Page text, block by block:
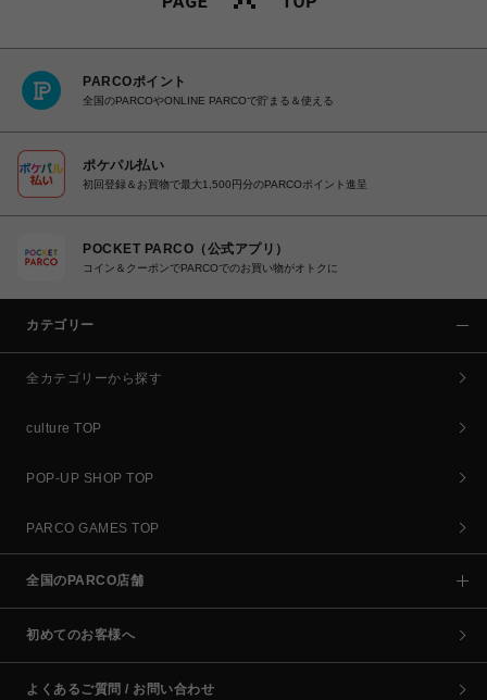
PARCOポイント
全国のPARCOやONLINE PARCOで貯まる＆使える
ポケパル払い
初回登録＆お買物で最大1,500円分のPARCOポイント進呈
POCKET PARCO（公式アプリ）
コイン＆クーポンでPARCOでのお買い物がオトクに
カテゴリー
全カテゴリーから探す
culture TOP
POP-UP SHOP TOP
PARCO GAMES TOP
全国のPARCO店舗
初めてのお客様へ
よくあるご質問 / お問い合わせ